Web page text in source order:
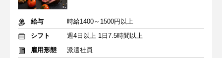
給与
時給1400～1500円以上
シフト
週4日以上 1日7.5時間以上
雇用形態
派遣社員